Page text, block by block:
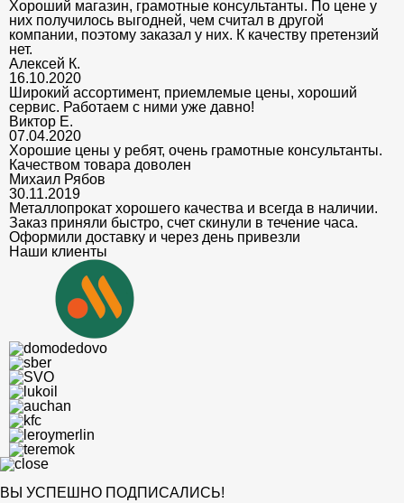
Хороший магазин, грамотные консультанты. По цене у
них получилось выгодней, чем считал в другой
компании, поэтому заказал у них. К качеству претензий
нет.
Алексей К.
16.10.2020
Широкий ассортимент, приемлемые цены, хороший
сервис. Работаем с ними уже давно!
Виктор Е.
07.04.2020
Хорошие цены у ребят, очень грамотные консультанты.
Качеством товара доволен
Михаил Рябов
30.11.2019
Металлопрокат хорошего качества и всегда в наличии.
Заказ приняли быстро, счет скинули в течение часа.
Оформили доставку и через день привезли
Наши клиенты
ВЫ УСПЕШНО ПОДПИСАЛИСЬ!